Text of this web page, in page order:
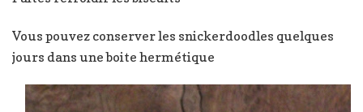
Vous pouvez conserver les snickerdoodles quelques
jours dans une boite hermétique